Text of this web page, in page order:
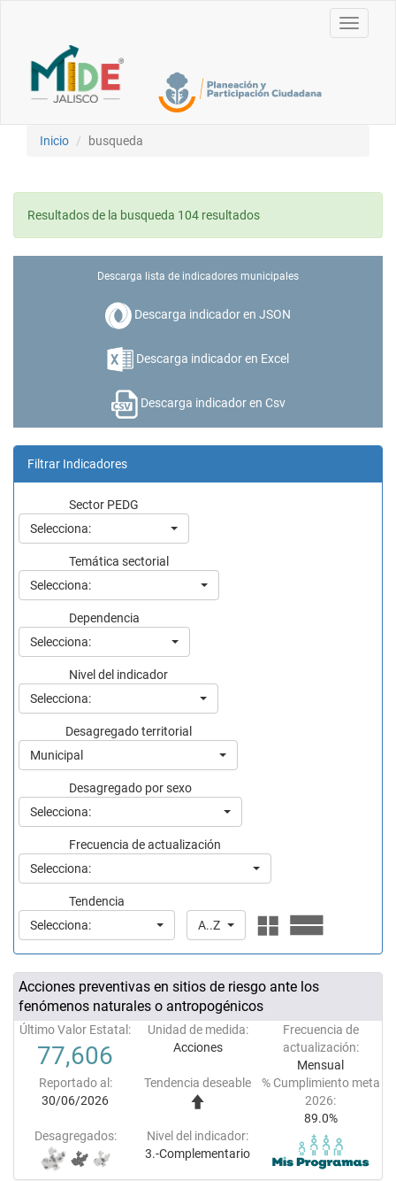
Toggle
Inicio busqueda
Resultados de la busqueda 104 resultados
Descarga lista de indicadores municipales
Descarga indicador en JSON
Descarga indicador en Excel
Descarga indicador en Csv
Filtrar Indicadores
Sector PEDG
Selecciona:
Temática sectorial
Selecciona:
Dependencia
Selecciona:
Nivel del indicador
Selecciona:
Desagregado territorial
Municipal
Desagregado por sexo
Selecciona:
Frecuencia de actualización
Selecciona:
Tendencia
Selecciona:
A..Z
Acciones preventivas en sitios de riesgo ante los
fenómenos naturales o antropogénicos
Último Valor Estatal:
77,606
Unidad de medida:
Acciones
Frecuencia de
actualización:
Mensual
Reportado al:
30/06/2026
Tendencia deseable
% Cumplimiento meta
2026:
89.0%
Desagregados:
Nivel del indicador:
3.-Complementario